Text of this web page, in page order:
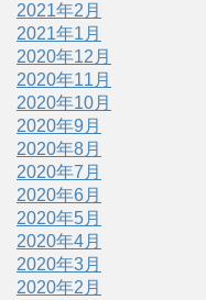
2021年2月
2021年1月
2020年12月
2020年11月
2020年10月
2020年9月
2020年8月
2020年7月
2020年6月
2020年5月
2020年4月
2020年3月
2020年2月